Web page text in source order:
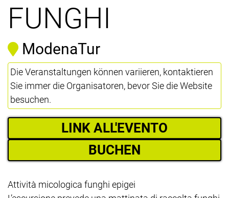
FUNGHI
ModenaTur
Die Veranstaltungen können variieren, kontaktieren
Sie immer die Organisatoren, bevor Sie die Website
besuchen.
LINK ALL'EVENTO
BUCHEN
Attività micologica funghi epigei